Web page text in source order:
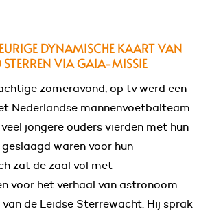
DYNAMISCHE KAART VAN
VIA GAIA-MISSIE
zomeravond, op tv werd een
Nederlandse mannenvoetbalteam
jongere ouders vierden met hun
waren voor hun
zat de zaal vol met
voor het verhaal van astronoom
de Leidse Sterrewacht. Hij sprak